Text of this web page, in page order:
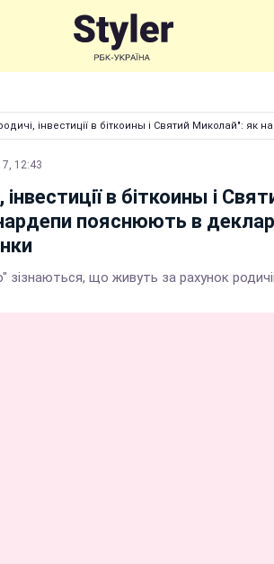
інвестиції в біткоины і Святий Миколай":
12:43
інвестиції в біткоины і
пояснюють в
зізнаються, що живуть за рахунок